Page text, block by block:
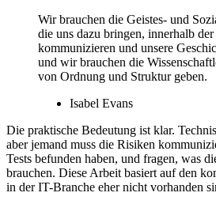
Wir brauchen die Geistes- und
die uns dazu bringen, innerhalb
kommunizieren und unsere
und wir brauchen die
von Ordnung und Struktur geben.
Isabel Evans
Die praktische Bedeutung ist klar.
aber jemand muss die Risiken
Tests befunden haben, und fragen, was
brauchen. Diese Arbeit basiert auf den
in der IT-Branche eher nicht vorhanden